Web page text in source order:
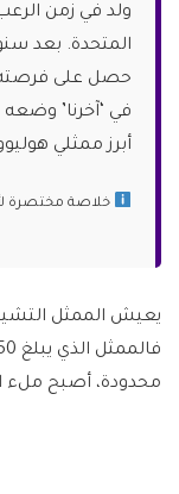
ولد في زمن
المتحدة. بعد
حصل على فرصته
في ‘آخرنا’
أبرز ممثلي
خلاصة مختصرة
يعيش الممثل
محدودة، أصبح ملء